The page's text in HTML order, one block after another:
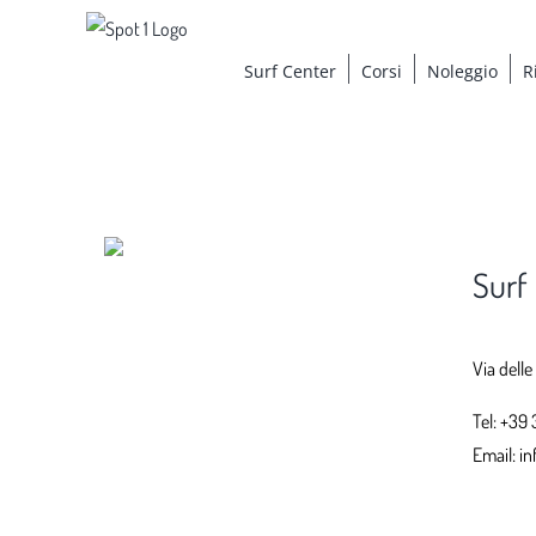
Surf Center Corsi Noleggio
Surf
Via
Tel:+39
Email: